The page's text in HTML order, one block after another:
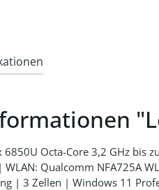
6850U Octa-Core 3,2 GHz
Qualcomm NFA725A
| 3 Zellen | Windows 11